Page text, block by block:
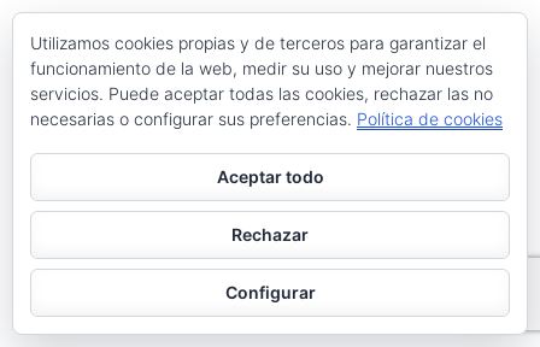
ciclismoasturias
Roberto Menéndez Mateos
Tweets by ciclismoasturia
TODAS NUESTRAS PÁGINAS WEB
Utilizamos cookies propias y de terceros para garantizar el
funcionamiento de la web, medir su uso y mejorar nuestros
servicios. Puede aceptar todas las cookies, rechazar las no
necesarias o configurar sus preferencias. Política de cookies
Aceptar todo
Rechazar
Configurar